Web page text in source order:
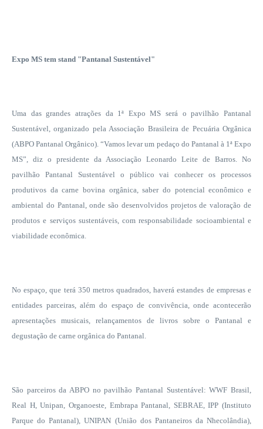
Expo MS tem stand "Pantanal Sustentável"
Uma das grandes atrações da 1ª Expo MS será o pavilhão Pantanal
Sustentável, organizado pela Associação Brasileira de Pecuária Orgânica
(ABPO Pantanal Orgânico). “Vamos levar um pedaço do Pantanal à 1ª Expo
MS”, diz o presidente da Associação Leonardo Leite de Barros. No
pavilhão Pantanal Sustentável o público vai conhecer os processos
produtivos da carne bovina orgânica, saber do potencial econômico e
ambiental do Pantanal, onde são desenvolvidos projetos de valoração de
produtos e serviços sustentáveis, com responsabilidade socioambiental e
viabilidade econômica.
No espaço, que terá 350 metros quadrados, haverá estandes de empresas e
entidades parceiras, além do espaço de convivência, onde acontecerão
apresentações musicais, relançamentos de livros sobre o Pantanal e
degustação de carne orgânica do Pantanal.
São parceiros da ABPO no pavilhão Pantanal Sustentável: WWF Brasil,
Real H, Unipan, Organoeste, Embrapa Pantanal, SEBRAE, IPP (Instituto
Parque do Pantanal), UNIPAN (União dos Pantaneiros da Nhecolândia),